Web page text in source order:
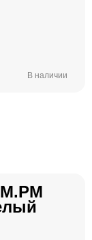
В наличии